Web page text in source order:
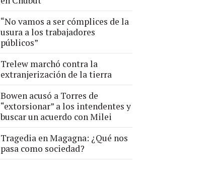
“No vamos a ser cómplices de la
usura a los trabajadores
públicos”
Trelew marchó contra la
extranjerización de la tierra
Bowen acusó a Torres de
“extorsionar” a los intendentes y
buscar un acuerdo con Milei
Tragedia en Magagna: ¿Qué nos
pasa como sociedad?